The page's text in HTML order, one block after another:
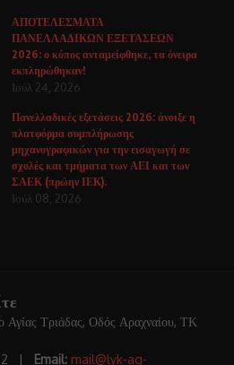
ΑΠΟΤΕΛΕΣΜΑΤΑ
ΠΑΝΕΛΛΑΔΙΚΩΝ ΕΞΕΤΑΣΕΩΝ
2026: ο κόπος ανταμείφθηκε, τα όνειρα
εκπληρώθηκαν!
Ιούλ 24, 2026
Πανελλαδικές εξετάσεις 2026: άνοιξε η
πλατφόρμα συμπλήρωσης
μηχανογραφικών για την εισαγωγή σε
σχολές και τμήματα των ΑΕΙ και των
ΣΑΕΚ (πρώην ΙΕΚ).
Ιούλ 08, 2026
Αγίας Τριάδας, Οδός Αραχναίου, ΤΚ
| Email: mail@lyk-ag-